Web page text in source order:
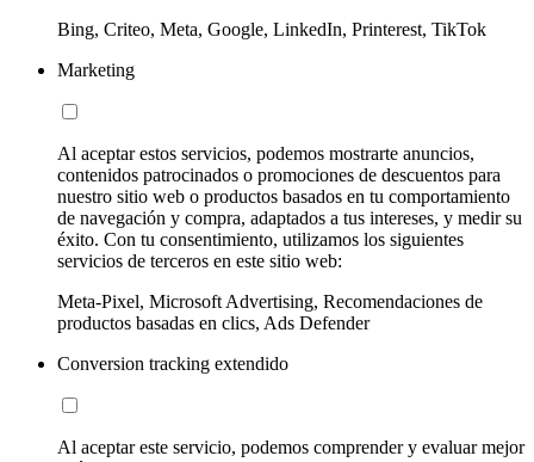
Bing, Criteo, Meta, Google, LinkedIn, Printerest, TikTok
Marketing
Al aceptar estos servicios, podemos mostrarte anuncios,
contenidos patrocinados o promociones de descuentos para
nuestro sitio web o productos basados en tu comportamiento
de navegación y compra, adaptados a tus intereses, y medir su
éxito. Con tu consentimiento, utilizamos los siguientes
servicios de terceros en este sitio web:
Meta-Pixel, Microsoft Advertising, Recomendaciones de
productos basadas en clics, Ads Defender
Conversion tracking extendido
Al aceptar este servicio, podemos comprender y evaluar mejor